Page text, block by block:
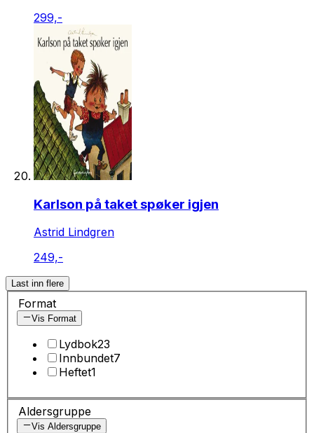
299,-
Karlson på taket spøker igjen
Astrid Lindgren
249,-
Last inn flere
Format
Vis Format
Lydbok23
Innbundet7
Heftet1
Aldersgruppe
Vis Aldersgruppe